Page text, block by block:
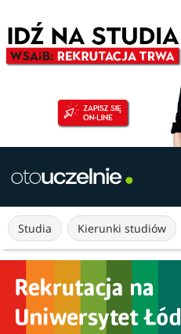
Studia Kierunki studiów